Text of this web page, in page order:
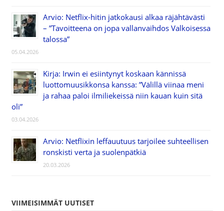
Arvio: Netflix-hitin jatkokausi alkaa räjähtävästi
– ”Tavoitteena on jopa vallanvaihdos Valkoisessa
talossa”
05.04.2026
Kirja: Irwin ei esiintynyt koskaan kännissä
luottomuusikkonsa kanssa: ”Välillä viinaa meni
ja rahaa paloi ilmiliekeissä niin kauan kuin sitä
oli”
03.04.2026
Arvio: Netflixin leffauutuus tarjoilee suhteellisen
ronskisti verta ja suolenpätkiä
20.03.2026
VIIMEISIMMÄT UUTISET